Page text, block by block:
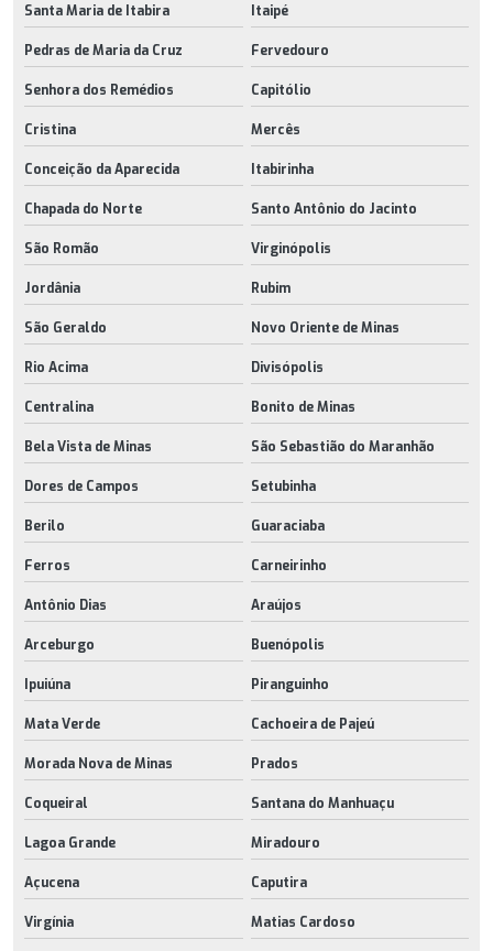
Santa Maria de Itabira Itaipé
Pedras de Maria da Cruz Fervedouro
Senhora dos Remédios Capitólio
Cristina Mercês
Conceição da Aparecida Itabirinha
Chapada do Norte Santo Antônio do Jacinto
São Romão Virginópolis
Jordânia Rubim
São Geraldo Novo Oriente de Minas
Rio Acima Divisópolis
Centralina Bonito de Minas
Bela Vista de Minas São Sebastião do Maranhão
Dores de Campos Setubinha
Berilo Guaraciaba
Ferros Carneirinho
Antônio Dias Araújos
Arceburgo Buenópolis
Ipuiúna Piranguinho
Mata Verde Cachoeira de Pajeú
Morada Nova de Minas Prados
Coqueiral Santana do Manhuaçu
Lagoa Grande Miradouro
Açucena Caputira
Virgínia Matias Cardoso